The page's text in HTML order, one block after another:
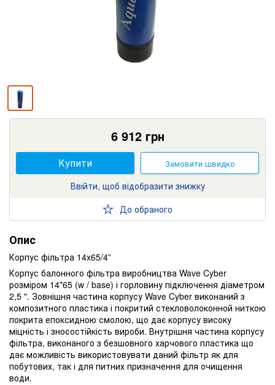
6 912грн
Купити Замовити швидко
Ввійти, щоб відобразити знижку
До обраного
Опис
Корпус фільтра 14x65/4”
Корпус балонного фільтра виробництва Wave Cyber ​​
розміром 14*65 (w / base) і горловину підключення діаметром
2,5 ". Зовнішня частина корпусу Wave Cyber ​​виконаний з
композитного пластика і покритий стекловолоконной ниткою
покрита епоксидною смолою, що дає корпусу високу
міцність і зносостійкість вироби. Внутрішня частина корпусу
фільтра, виконаного з безшовного харчового пластика що
дає можливість використовувати даний фільтр як для
побутових, так і для питних призначення для очищення
води.